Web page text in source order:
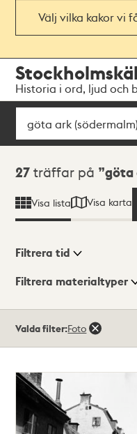
Välj vilka kakor vi
navigationen
huvudinnehållet
Historia i ord, ljud och
Sök
Sökresultat
27 träffar på göta
Visa lista Visa karta
Visningsläge
Filtrera tid
Filtrera materialtyper
träffar
Valda filter:Foto